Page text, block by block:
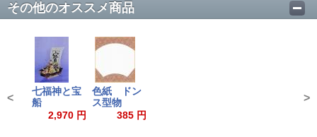
その他のオススメ商品
七福神と宝
船
2,970 円
色紙 ドン
ス型物
385 円
< >